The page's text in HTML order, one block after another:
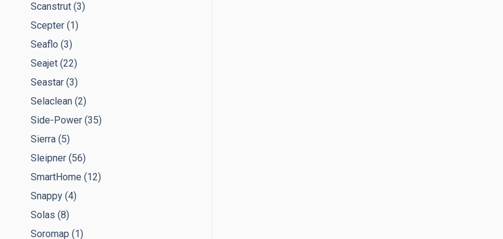
Scanstrut (3)
Scepter (1)
Seaflo (3)
Seajet (22)
Seastar (3)
Selaclean (2)
Side-Power (35)
Sierra (5)
Sleipner (56)
SmartHome (12)
Snappy (4)
Solas (8)
Soromap (1)